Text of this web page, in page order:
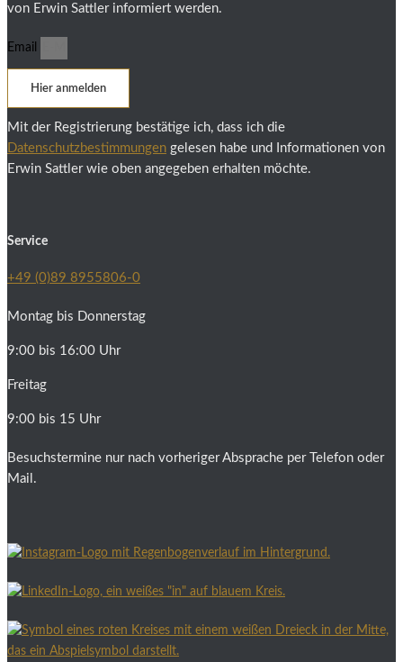
von Erwin Sattler informiert werden.
Email
Hier anmelden
Mit der Registrierung bestätige ich, dass ich die
Datenschutzbestimmungen gelesen habe und Informationen von
Erwin Sattler wie oben angegeben erhalten möchte.
Service
+49 (0)89 8955806-0
Montag bis Donnerstag
9:00 bis 16:00 Uhr
Freitag
9:00 bis 15 Uhr
Besuchstermine nur nach vorheriger Absprache per Telefon oder
Mail.